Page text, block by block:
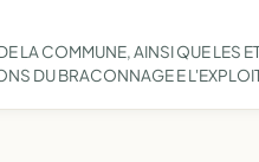
LA COMMUNE, AINSI QUE LES
DU BRACONNAGE E